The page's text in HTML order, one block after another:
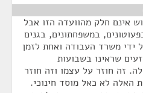
אינם חלק מהוועדה הזו אבל
במשפחתונים, בגנים
ידי משרד העבודה ואחת לזמן
שראינו בשבועות
זה חוזר על עצמו וזה חוזר
האלה לא כאל מוסד חינוכי.